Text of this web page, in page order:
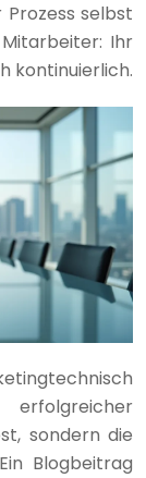
selbst
Ihr
kontinuierlich.
erfolgreicher
sondern die
Blogbeitrag